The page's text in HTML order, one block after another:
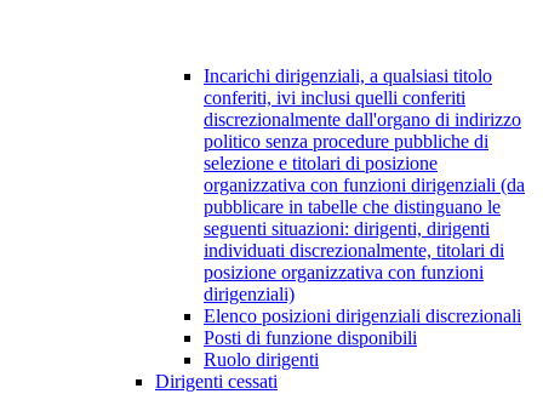
Incarichi dirigenziali, a qualsiasi titolo
conferiti, ivi inclusi quelli conferiti
discrezionalmente dall'organo di indirizzo
politico senza procedure pubbliche di
selezione e titolari di posizione
organizzativa con funzioni dirigenziali (da
pubblicare in tabelle che distinguano le
seguenti situazioni: dirigenti, dirigenti
individuati discrezionalmente, titolari di
posizione organizzativa con funzioni
dirigenziali)
Elenco posizioni dirigenziali discrezionali
Posti di funzione disponibili
Ruolo dirigenti
Dirigenti cessati